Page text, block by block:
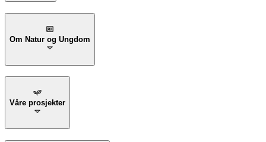
Om Natur og Ungdom
Våre prosjekter